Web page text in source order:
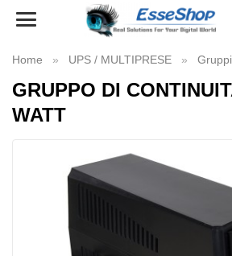
Toggle
Home UPS / MULTIPRESE
GRUPPO DI
WATT